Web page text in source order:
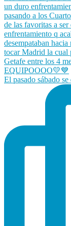
El pasado sábado